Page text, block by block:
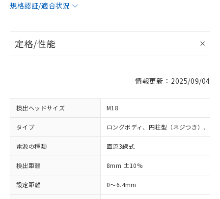
規格認証/適合状況
定格/性能
情報更新：2025/09/04
検出ヘッドサイズ M18
タイプ ロングボディ、円柱型（ネジつき）、シ
電源の種類 直流3線式
検出距離 8mm ±10%
設定距離 0～6.4mm